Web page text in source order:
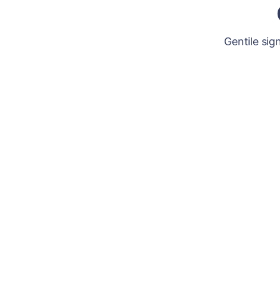
Gentile